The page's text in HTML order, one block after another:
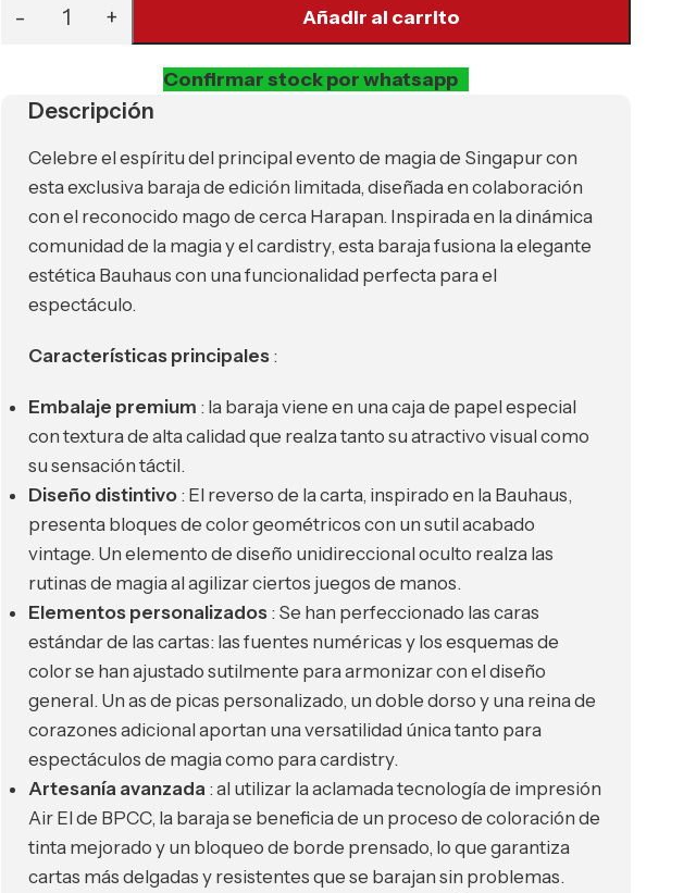
Añadir al carrito
Confirmar stock por whatsapp
Descripción
Celebre el espíritu del principal evento de magia de Singapur con
esta exclusiva baraja de edición limitada, diseñada en colaboración
con el reconocido mago de cerca Harapan. Inspirada en la dinámica
comunidad de la magia y el cardistry, esta baraja fusiona la elegante
estética Bauhaus con una funcionalidad perfecta para el
espectáculo.
Características principales:
Embalaje premium : la baraja viene en una caja de papel especial
con textura de alta calidad que realza tanto su atractivo visual como
su sensación táctil.
Diseño distintivo: El reverso de la carta, inspirado en la Bauhaus,
presenta bloques de color geométricos con un sutil acabado
vintage. Un elemento de diseño unidireccional oculto realza las
rutinas de magia al agilizar ciertos juegos de manos.
Elementos personalizados: Se han perfeccionado las caras
estándar de las cartas: las fuentes numéricas y los esquemas de
color se han ajustado sutilmente para armonizar con el diseño
general. Un as de picas personalizado, un doble dorso y una reina de
corazones adicional aportan una versatilidad única tanto para
espectáculos de magia como para cardistry.
Artesanía avanzada : al utilizar la aclamada tecnología de impresión
Air El de BPCC, la baraja se beneficia de un proceso de coloración de
tinta mejorado y un bloqueo de borde prensado, lo que garantiza
cartas más delgadas y resistentes que se barajan sin problemas.